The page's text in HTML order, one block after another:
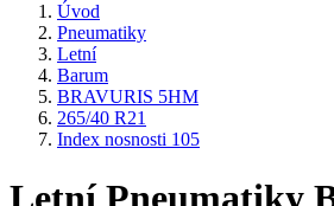
Úvod
Pneumatiky
Letní
Barum
BRAVURIS 5HM
265/40 R21
Index nosnosti 105